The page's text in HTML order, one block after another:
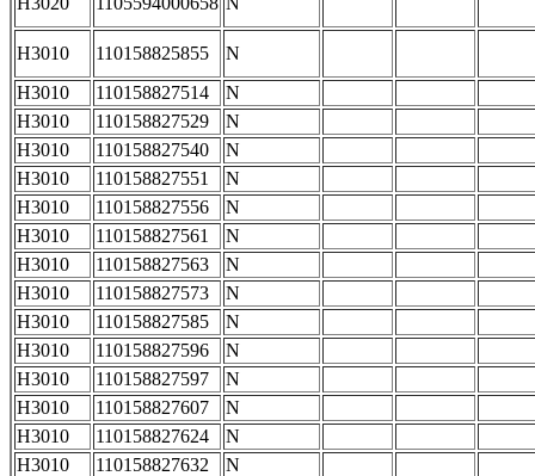
H3010 110158825855
N
H3010
110158827514
N
H3010
110158827529
N
H3010
110158827540
N
H3010
110158827551
N
H3010
110158827556
N
H3010
110158827561
N
H3010
110158827563
N
H3010
110158827573
N
H3010
110158827585
N
H3010
110158827596
N
H3010
110158827597
N
H3010
110158827607
N
H3010
110158827624
N
H3010
110158827632
N